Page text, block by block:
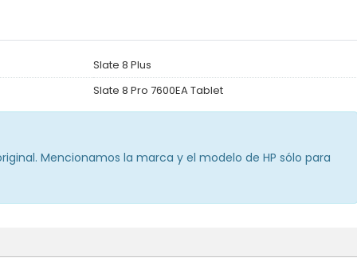
Slate 8 Plus
Slate 8 Pro 7600EA Tablet
Mencionamos la marca y el modelo de HP sólo para